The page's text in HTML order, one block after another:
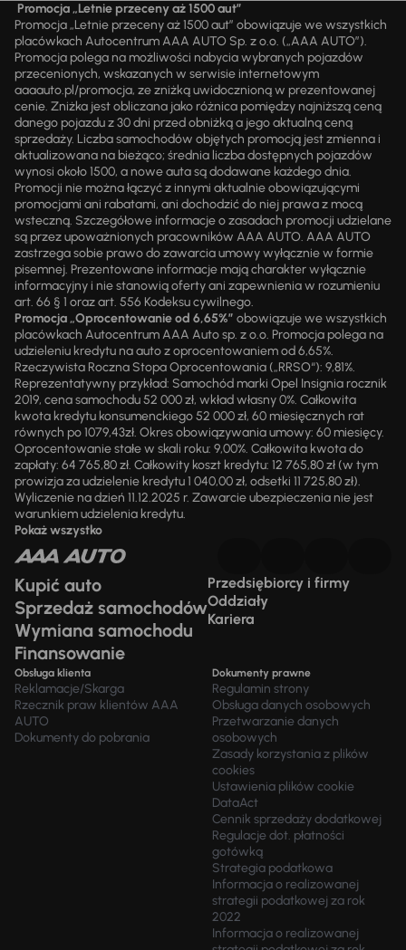
Promocja „Letnie przeceny aż 1500 aut”
Promocja „Letnie przeceny aż 1500 aut” obowiązuje we wszystkich
placówkach Autocentrum AAA AUTO Sp. z o.o. („AAA AUTO”).
Promocja polega na możliwości nabycia wybranych pojazdów
przecenionych, wskazanych w serwisie internetowym
aaaauto.pl/promocja, ze zniżką uwidocznioną w prezentowanej
cenie. Zniżka jest obliczana jako różnica pomiędzy najniższą ceną
danego pojazdu z 30 dni przed obniżką a jego aktualną ceną
sprzedaży. Liczba samochodów objętych promocją jest zmienna i
aktualizowana na bieżąco; średnia liczba dostępnych pojazdów
wynosi około 1500, a nowe auta są dodawane każdego dnia.
Promocji nie można łączyć z innymi aktualnie obowiązującymi
promocjami ani rabatami, ani dochodzić do niej prawa z mocą
wsteczną. Szczegółowe informacje o zasadach promocji udzielane
są przez upoważnionych pracowników AAA AUTO. AAA AUTO
zastrzega sobie prawo do zawarcia umowy wyłącznie w formie
pisemnej. Prezentowane informacje mają charakter wyłącznie
informacyjny i nie stanowią oferty ani zapewnienia w rozumieniu
art. 66 § 1 oraz art. 556 Kodeksu cywilnego.
Promocja „Oprocentowanie od 6,65%” obowiązuje we wszystkich
placówkach Autocentrum AAA Auto sp. z o.o. Promocja polega na
udzieleniu kredytu na auto z oprocentowaniem od 6,65%.
Rzeczywista Roczna Stopa Oprocentowania („RRSO“): 9,81%.
Reprezentatywny przykład: Samochód marki Opel Insignia rocznik
2019, cena samochodu 52 000 zł, wkład własny 0%. Całkowita
kwota kredytu konsumenckiego 52 000 zł, 60 miesięcznych rat
równych po 1079,43zł. Okres obowiązywania umowy: 60 miesięcy.
Oprocentowanie stałe w skali roku: 9,00%. Całkowita kwota do
zapłaty: 64 765,80 zł. Całkowity koszt kredytu: 12 765,80 zł (w tym
prowizja za udzielenie kredytu 1 040,00 zł, odsetki 11 725,80 zł).
Wyliczenie na dzień 11.12.2025 r. Zawarcie ubezpieczenia nie jest
warunkiem udzielenia kredytu.
Pokaż wszystko
Kupić auto
Sprzedaż samochodów
Wymiana samochodu
Finansowanie
Przedsiębiorcy i firmy
Oddziały
Kariera
Obsługa klienta
Reklamacje/Skarga
Rzecznik praw klientów AAA
AUTO
Dokumenty do pobrania
Dokumenty prawne
Regulamin strony
Obsługa danych osobowych
Przetwarzanie danych
osobowych
Zasady korzystania z plików
cookies
Ustawienia plików cookie
DataAct
Cennik sprzedaży dodatkowej
Regulacje dot. płatności
gotówką
Strategia podatkowa
Informacja o realizowanej
strategii podatkowej za rok
2022
Informacja o realizowanej